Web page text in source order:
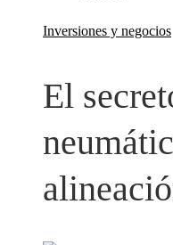
Inversiones y negocios
El